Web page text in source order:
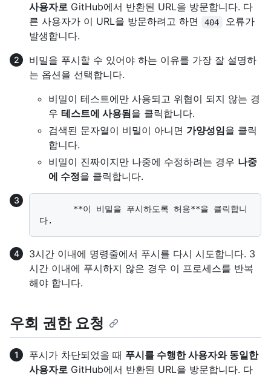
사용자로 GitHub에서 반환된 URL을 방문합니다. 다
른 사용자가 이 URL을 방문하려고 하면
404
오류가
발생합니다.
비밀을 푸시할 수 있어야 하는 이유를 가장 잘 설명하
는 옵션을 선택합니다.
비밀이 테스트에만 사용되고 위협이 되지 않는 경
우 테스트에 사용됨을 클릭합니다.
검색된 문자열이 비밀이 아니면 가양성임을 클릭
합니다.
비밀이 진짜이지만 나중에 수정하려는 경우 나중
에 수정을 클릭합니다.
3시간 이내에 명령줄에서 푸시를 다시 시도합니다. 3
시간 이내에 푸시하지 않은 경우 이 프로세스를 반복
해야 합니다.
우회 권한 요청
푸시가 차단되었을 때 푸시를 수행한 사용자와 동일한
사용자로 GitHub에서 반환된 URL을 방문합니다. 다